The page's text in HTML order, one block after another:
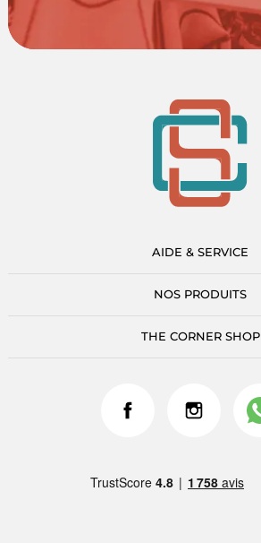
AIDE & SERVICE
NOS PRODUITS
THE CORNER SHOP